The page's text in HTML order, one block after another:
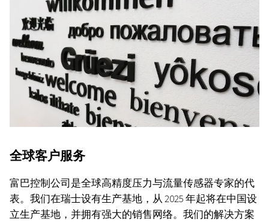
全球客户服务
富巴控制公司是全球高精度压力与流量传感器专家的代
表。我们在瑞士设有生产基地，从 2025 年起将在中国设
立生产基地，并拥有强大的销售网络。我们的解决方案